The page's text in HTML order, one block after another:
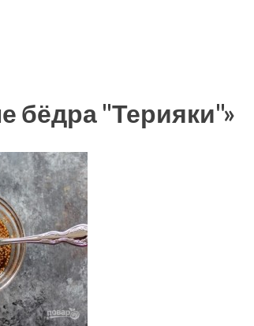
бёдра "Терияки"»